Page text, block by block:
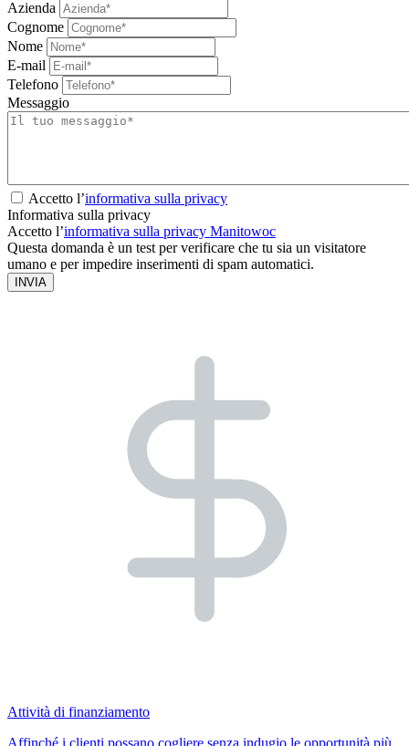
Azienda
Cognome
Nome
E-mail
Telefono
Messaggio
Accetto l’informativa sulla privacy
Informativa sulla privacy
Accetto l’informativa sulla privacy Manitowoc
Questa domanda è un test per verificare che tu sia un visitatore
umano e per impedire inserimenti di spam automatici.
Attività di finanziamento